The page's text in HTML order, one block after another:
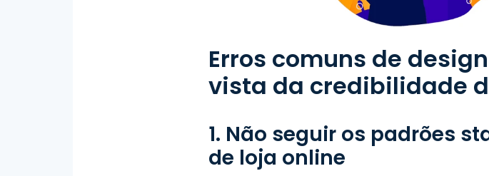
Erros comuns de
vista da credibilidade
1. Não seguir os padrões
de loja online